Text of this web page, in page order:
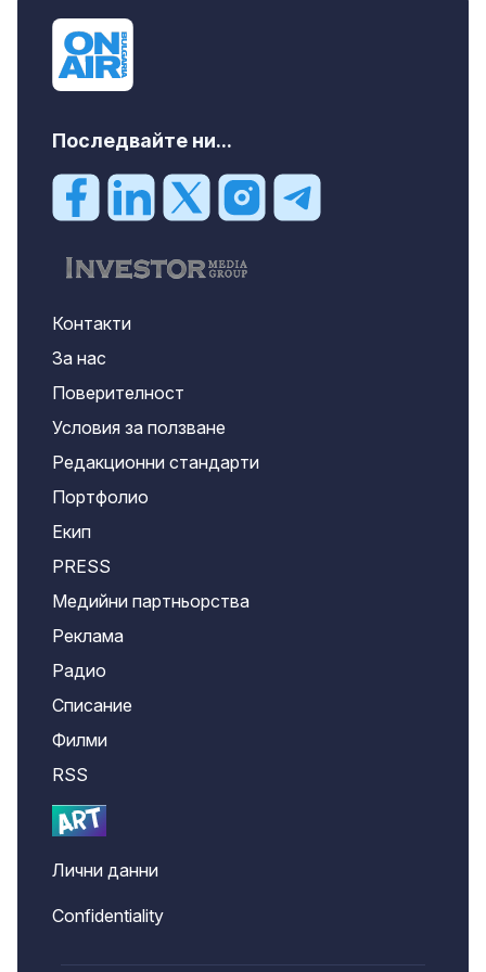
Последвайте ни...
Контакти
За нас
Поверителност
Условия за ползване
Редакционни стандарти
Портфолио
Екип
PRESS
Медийни партньорства
Реклама
Радио
Списание
Филми
RSS
Лични данни
Confidentiality